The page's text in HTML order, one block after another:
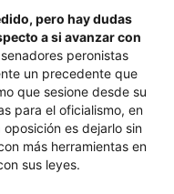
pero hay dudas
a si avanzar con
peronistas
un precedente que
que sesione desde su
para el oficialismo, en
es dejarlo sin
más herramientas en
sus leyes.